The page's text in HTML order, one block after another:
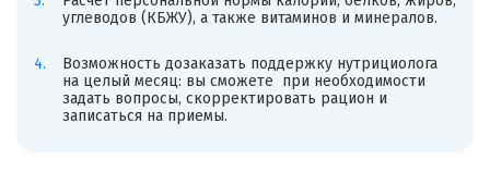
углеводов (КБЖУ), а также витаминов и минералов.
Возможность дозаказать поддержку нутрициолога
на целый месяц: вы сможете при необходимости
задать вопросы, скорректировать рацион и
записаться на приемы.